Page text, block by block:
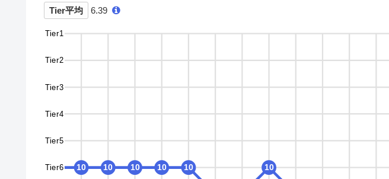
Tier平均 6.39
Tier1
Tier2
Tier3
Tier4
Tier5
Tier6
10 10 10 10 10 10 10